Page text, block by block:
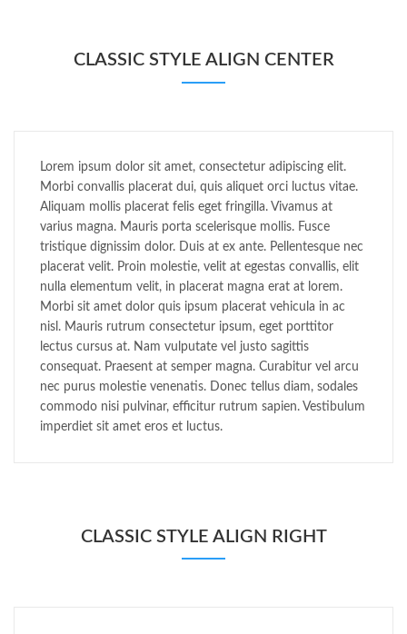
CLASSIC STYLE ALIGN CENTER
Lorem ipsum dolor sit amet, consectetur adipiscing elit.
Morbi convallis placerat dui, quis aliquet orci luctus vitae.
Aliquam mollis placerat felis eget fringilla. Vivamus at
varius magna. Mauris porta scelerisque mollis. Fusce
tristique dignissim dolor. Duis at ex ante. Pellentesque nec
placerat velit. Proin molestie, velit at egestas convallis, elit
nulla elementum velit, in placerat magna erat at lorem.
Morbi sit amet dolor quis ipsum placerat vehicula in ac
nisl. Mauris rutrum consectetur ipsum, eget porttitor
lectus cursus at. Nam vulputate vel justo sagittis
consequat. Praesent at semper magna. Curabitur vel arcu
nec purus molestie venenatis. Donec tellus diam, sodales
commodo nisi pulvinar, efficitur rutrum sapien. Vestibulum
imperdiet sit amet eros et luctus.
CLASSIC STYLE ALIGN RIGHT